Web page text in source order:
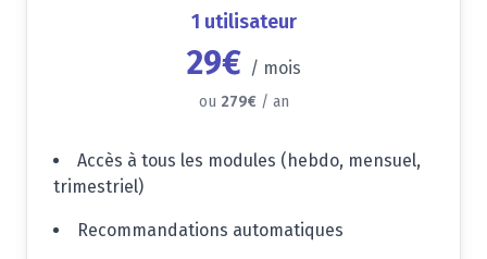
1 utilisateur
29€ / mois
ou 279€ / an
Accès à tous les modules (hebdo, mensuel,
trimestriel)
Recommandations automatiques